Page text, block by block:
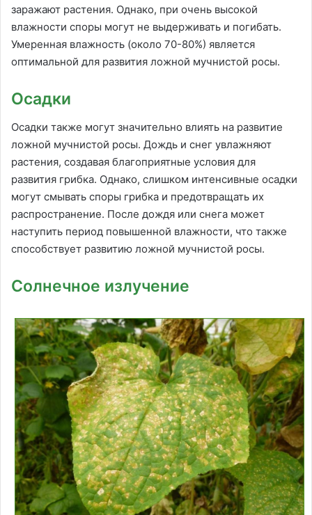
заражают растения. Однако, при очень высокой
влажности споры могут не выдерживать и погибать.
Умеренная влажность (около 70-80%) является
оптимальной для развития ложной мучнистой росы.
Осадки
Осадки также могут значительно влиять на развитие
ложной мучнистой росы. Дождь и снег увлажняют
растения, создавая благоприятные условия для
развития грибка. Однако, слишком интенсивные осадки
могут смывать споры грибка и предотвращать их
распространение. После дождя или снега может
наступить период повышенной влажности, что также
способствует развитию ложной мучнистой росы.
Солнечное излучение